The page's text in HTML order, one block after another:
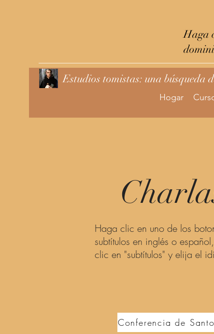
Haga
Estudios tomistas: una búsqueda
Hogar
Haga clic en uno de los
subtítulos en inglés o
clic en "subtítulos" y elija el
Conferencia de